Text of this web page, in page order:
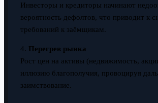
Инвесторы и кредиторы начинают
вероятность дефолтов, что приводит к
требований к заёмщикам.
4. Перегрев рынка
Рост цен на активы (недвижимость,
иллюзию благополучия, провоцируя
заимствование.